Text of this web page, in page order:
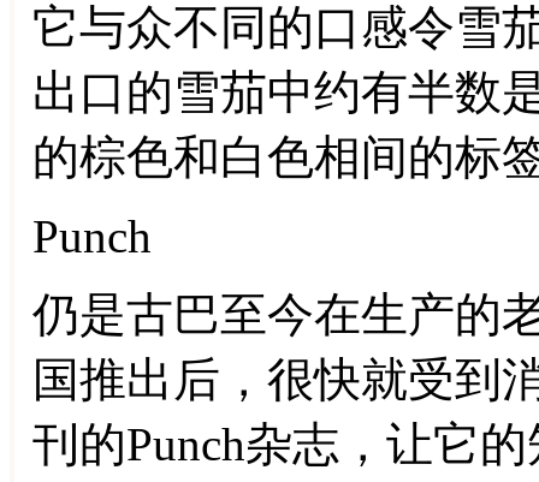
它与众不同的口感令雪
出口的雪茄中约有半数
的棕色和白色相间的标
Punch
仍是古巴至今在生产的
国推出后，很快就受到
刊的Punch杂志，让它